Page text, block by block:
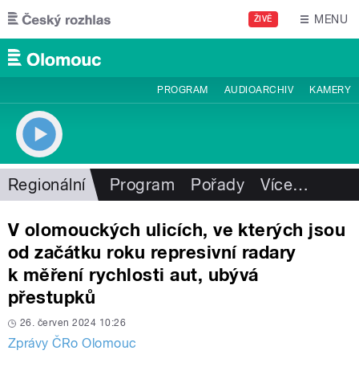
Přejít k hlavnímu obsahu
ŽIVĚ MENU
PROGRAM AUDIOARCHIV KAMERY
Regionální Program Pořady Více…
V olomouckých ulicích, ve kterých jsou
od začátku roku represivní radary
k měření rychlosti aut, ubývá
přestupků
26. červen 2024 10:26
Zprávy ČRo Olomouc